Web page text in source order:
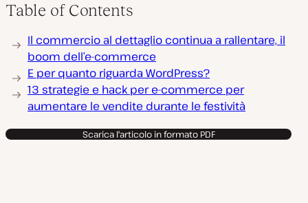
Table of Contents
Il commercio al dettaglio continua a rallentare, il
boom dell’e-commerce
E per quanto riguarda WordPress?
13 strategie e hack per e-commerce per
aumentare le vendite durante le festività
Scarica l'articolo in formato PDF